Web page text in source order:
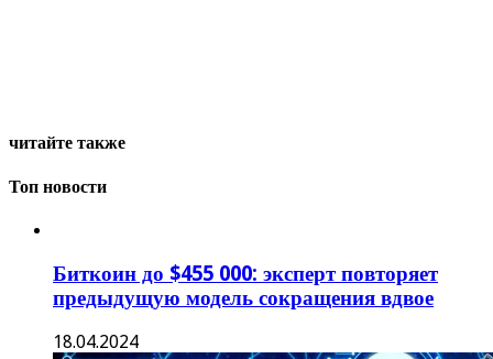
читайте также
Топ новости
Биткоин до $455 000: эксперт повторяет
предыдущую модель сокращения вдвое
18.04.2024